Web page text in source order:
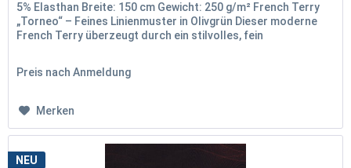
5% Elasthan Breite: 150 cm Gewicht: 250 g/m² French Terry
„Torneo“ – Feines Linienmuster in Olivgrün Dieser moderne
French Terry überzeugt durch ein stilvolles, fein
Preis nach Anmeldung
Merken
NEU